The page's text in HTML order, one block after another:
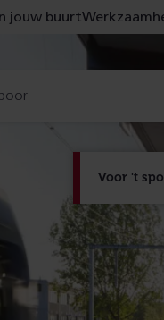
Voor 't
jouw buurt